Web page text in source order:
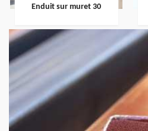
Enduit sur muret 30